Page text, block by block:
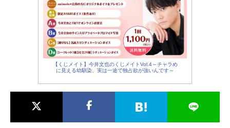
【くじメイト】今井文也のくじメイトVol.4～チャラめ
に見える幼馴染、実は一途で独占欲が強いんです～